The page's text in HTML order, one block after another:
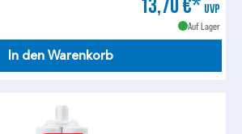
UVP
Auf Lager
In den Warenkorb